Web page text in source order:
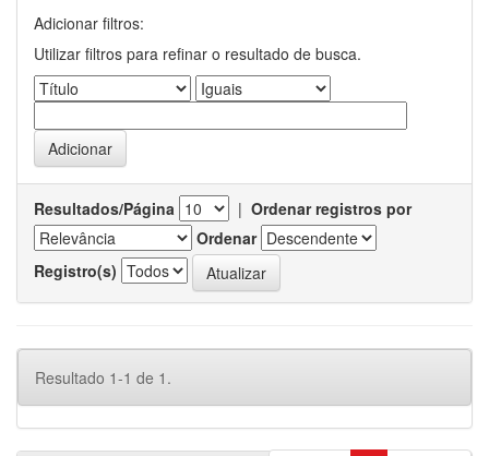
Adicionar filtros:
Utilizar filtros para refinar o resultado de busca.
Resultados/Página | Ordenar registros por
Ordenar
Registro(s)
Resultado 1-1 de 1.